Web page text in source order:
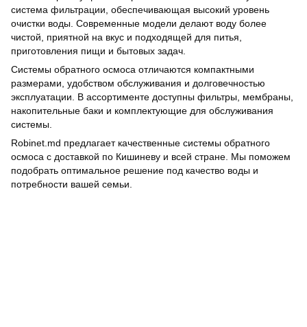
система фильтрации, обеспечивающая высокий уровень
очистки воды. Современные модели делают воду более
чистой, приятной на вкус и подходящей для питья,
приготовления пищи и бытовых задач.
Системы обратного осмоса отличаются компактными
размерами, удобством обслуживания и долговечностью
эксплуатации. В ассортименте доступны фильтры, мембраны,
накопительные баки и комплектующие для обслуживания
системы.
Robinet.md предлагает качественные системы обратного
осмоса с доставкой по Кишиневу и всей стране. Мы поможем
подобрать оптимальное решение под качество воды и
потребности вашей семьи.